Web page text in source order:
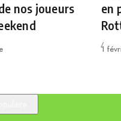
nos joueurs
en
Publié
1